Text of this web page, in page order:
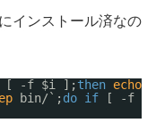
インストール済なの
[ -f $i ];then echo
bin/`;do if
[ -f